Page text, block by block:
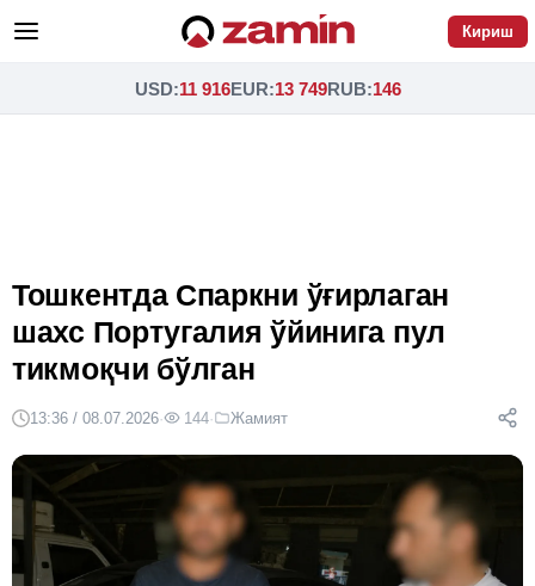
Кириш
USD:11 916EUR:13 749RUB:146
Тошкентда Спаркни ўғирлаган
шахс Португалия ўйинига пул
тикмоқчи бўлган
13:36 / 08.07.2026· 144· Жамият